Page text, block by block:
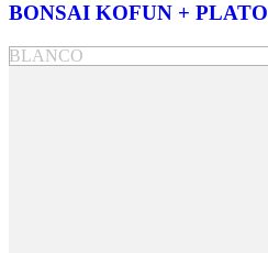
BONSAI KOFUN + PLATO
BLANCO